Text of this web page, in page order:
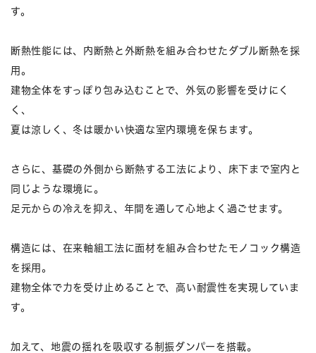
す。
断熱性能には、内断熱と外断熱を組み合わせたダブル断熱を採
用。
建物全体をすっぽり包み込むことで、外気の影響を受けにく
く、
夏は涼しく、冬は暖かい快適な室内環境を保ちます。
さらに、基礎の外側から断熱する工法により、床下まで室内と
同じような環境に。
足元からの冷えを抑え、年間を通して心地よく過ごせます。
構造には、在来軸組工法に面材を組み合わせたモノコック構造
を採用。
建物全体で力を受け止めることで、高い耐震性を実現していま
す。
加えて、地震の揺れを吸収する制振ダンパーを搭載。